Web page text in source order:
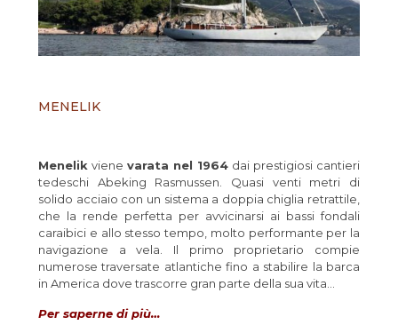
MENELIK
Menelik viene varata nel 1964 dai prestigiosi cantieri
tedeschi Abeking Rasmussen. Quasi venti metri di
solido acciaio con un sistema a doppia chiglia retrattile,
che la rende perfetta per avvicinarsi ai bassi fondali
caraibici e allo stesso tempo, molto performante per la
navigazione a vela. Il primo proprietario compie
numerose traversate atlantiche fino a stabilire la barca
in America dove trascorre gran parte della sua vita…
Per saperne di più…